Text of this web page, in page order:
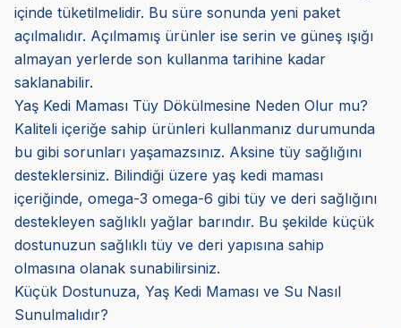
içinde tüketilmelidir. Bu süre sonunda yeni paket
açılmalıdır. Açılmamış ürünler ise serin ve güneş ışığı
almayan yerlerde son kullanma tarihine kadar
saklanabilir.
Yaş Kedi Maması Tüy Dökülmesine Neden Olur mu?
Kaliteli içeriğe sahip ürünleri kullanmanız durumunda
bu gibi sorunları yaşamazsınız. Aksine tüy sağlığını
desteklersiniz. Bilindiği üzere yaş kedi maması
içeriğinde, omega-3 omega-6 gibi tüy ve deri sağlığını
destekleyen sağlıklı yağlar barındır. Bu şekilde küçük
dostunuzun sağlıklı tüy ve deri yapısına sahip
olmasına olanak sunabilirsiniz.
Küçük Dostunuza, Yaş Kedi Maması ve Su Nasıl
Sunulmalıdır?